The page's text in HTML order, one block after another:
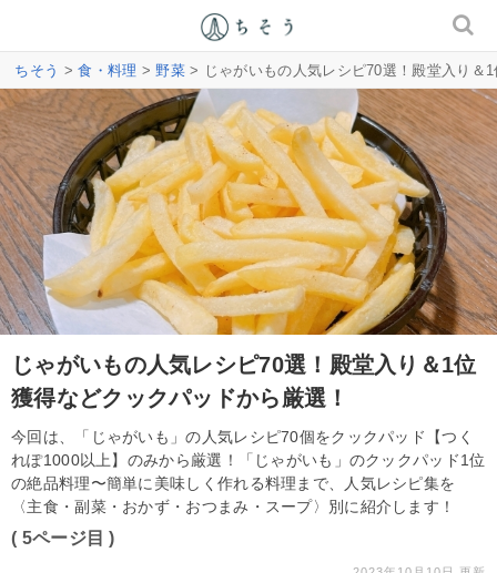
ちそう >食・料理 >野菜> じゃがいもの人気レシピ70選！殿堂入り＆
じゃがいもの人気レシピ70選！殿堂入り＆1位
獲得などクックパッドから厳選！
今回は、「じゃがいも」の人気レシピ70個をクックパッド【つく
れぽ1000以上】のみから厳選！「じゃがいも」のクックパッド1位
の絶品料理〜簡単に美味しく作れる料理まで、人気レシピ集を
〈主食・副菜・おかず・おつまみ・スープ〉別に紹介します！
( 5ページ目 )